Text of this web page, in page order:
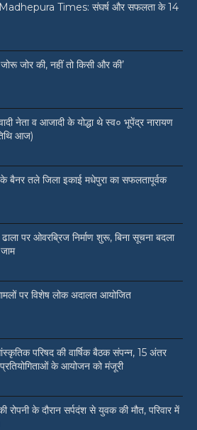
Madhepura Times: संघर्ष और सफलता के 14
जोर की, नहीं तो किसी और की’
नेता व आजादी के योद्धा थे स्व० भूपेंद्र नारायण
आज)
के बैनर तले जिला इकाई मधेपुरा का सफलतापूर्वक
पर ओवरब्रिज निर्माण शुरू, बिना सूचना बदला
पर विशेष लोक अदालत आयोजित
परिषद की वार्षिक बैठक संपन्न, 15 अंतर
प्रतियोगिताओं के आयोजन को मंजूरी
रोपनी के दौरान सर्पदंश से युवक की मौत, परिवार में